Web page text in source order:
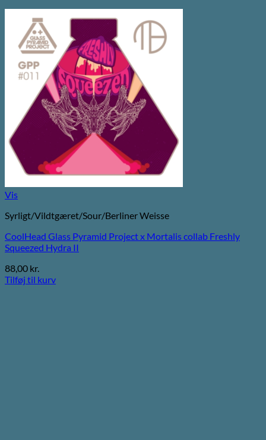
Vis
Syrligt/Vildtgæret/Sour/Berliner Weisse
CoolHead Glass Pyramid Project x Mortalis collab Freshly
Squeezed Hydra II
88,00 kr.
Tilføj til kurv